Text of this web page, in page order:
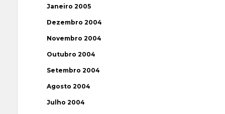
Janeiro 2005
Dezembro 2004
Novembro 2004
Outubro 2004
Setembro 2004
Agosto 2004
Julho 2004